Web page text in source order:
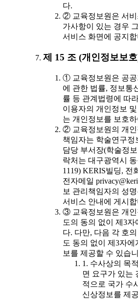
다.
② 교육정보원은 서비
가사항이 있는 경우
서비스 화면에 공지
제 15 조 (개인정보보
① 교육정보원은 공공
에 관한 법률, 정보통
률 등 관계법령에 따
이용자의 개인정보
는 개인정보를 보호
② 교육정보원의 개인
책임자는 학술연구정
담당 부서장(학술정
락처는 대구광역시
1119) KERIS빌딩, 전
전자메일
보 관리책임자의 성
서비스 안내에 게시
③ 교육정보원은 개인
도의 동의 없이 제3자
다. 다만, 다음 각 호
도 동의 없이 제3자
보를 제공할 수 있습
1. 수사상의 목
면 요구가 있는
적으로 국가 수
신상정보를 제